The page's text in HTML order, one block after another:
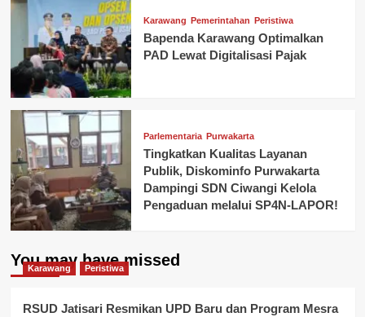
Karawang Pemerintahan Peristiwa
Bapenda Karawang Optimalkan
PAD Lewat Digitalisasi Pajak
Parlementaria Purwakarta
Tingkatkan Kualitas Layanan
Publik, Diskominfo Purwakarta
Dampingi SDN Ciwangi Kelola
Pengaduan melalui SP4N-LAPOR!
You may have missed
Karawang Peristiwa
RSUD Jatisari Resmikan UPD Baru dan Program Mesra